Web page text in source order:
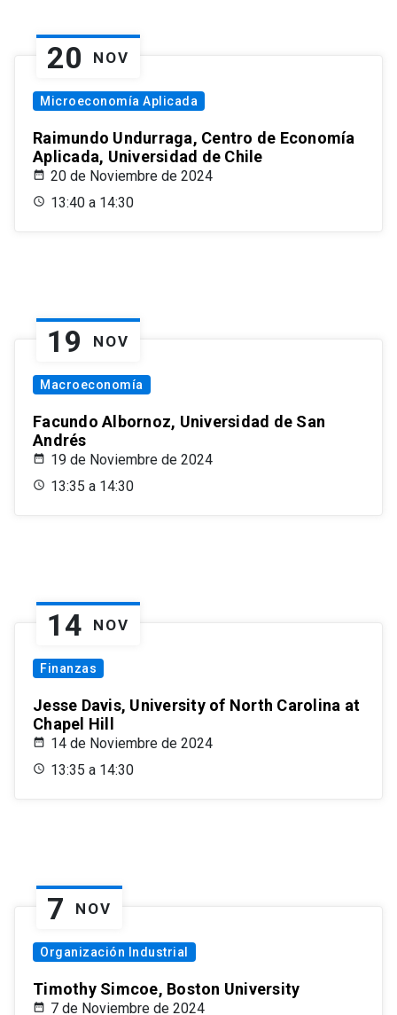
20 NOV
Microeconomía Aplicada
Raimundo Undurraga, Centro de Economía
Aplicada, Universidad de Chile
20 de Noviembre de 2024
13:40 a 14:30
19 NOV
Macroeconomía
Facundo Albornoz, Universidad de San
Andrés
19 de Noviembre de 2024
13:35 a 14:30
14 NOV
Finanzas
Jesse Davis, University of North Carolina at
Chapel Hill
14 de Noviembre de 2024
13:35 a 14:30
7 NOV
Organización Industrial
Timothy Simcoe, Boston University
7 de Noviembre de 2024